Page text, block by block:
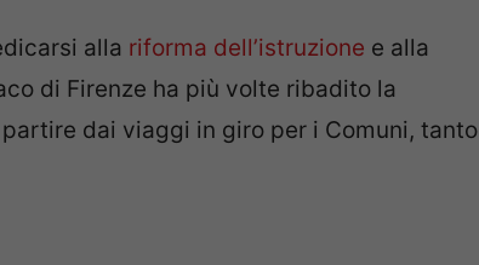
alla riforma dell’istruzione e alla
di Firenze ha più volte ribadito la
dai viaggi in giro per i Comuni, tanto